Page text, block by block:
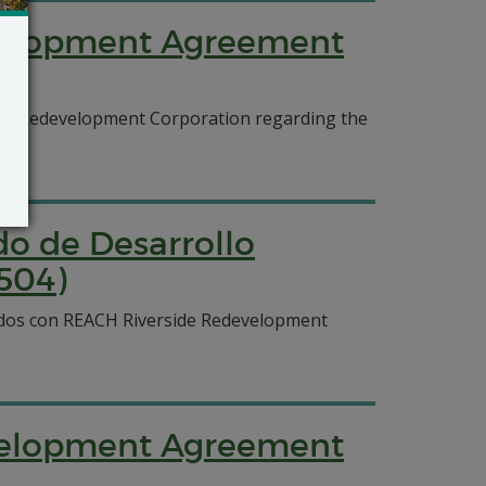
Agreement
Redevelopment Corporation regarding the
de Desarrollo
con REACH Riverside Redevelopment
Agreement